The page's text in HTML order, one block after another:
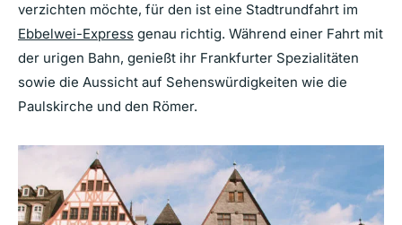
verzichten möchte, für den ist eine Stadtrundfahrt im
Ebbelwei-Express genau richtig. Während einer Fahrt mit
der urigen Bahn, genießt ihr Frankfurter Spezialitäten
sowie die Aussicht auf Sehenswürdigkeiten wie die
Paulskirche und den Römer.